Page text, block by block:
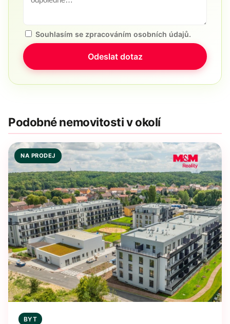
Souhlasím se zpracováním osobních údajů.
Odeslat dotaz
Podobné nemovitosti v okolí
NA PRODEJ
BYT